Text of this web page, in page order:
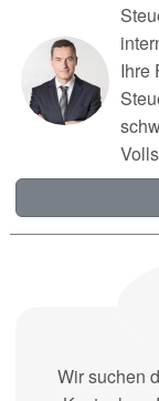
Ihre
Wir suchen